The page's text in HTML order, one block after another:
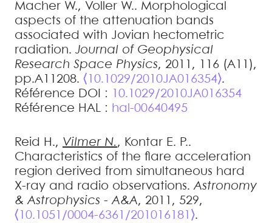
Macher W., Voller W.. Morphological
aspects of the attenuation bands
associated with Jovian hectometric
radiation. Journal of Geophysical
Research Space Physics, 2011, 116 (A11),
pp.A11208. ⟨10.1029/2010JA016354⟩.
Référence DOI :
10.1029/2010JA016354
Référence HAL : hal-00640495
Reid H., Vilmer N., Kontar E. P..
Characteristics of the flare acceleration
region derived from simultaneous hard
X-ray and radio observations.Astronomy
& Astrophysics - A&A, 2011, 529,
⟨10.1051/0004-6361/201016181⟩.